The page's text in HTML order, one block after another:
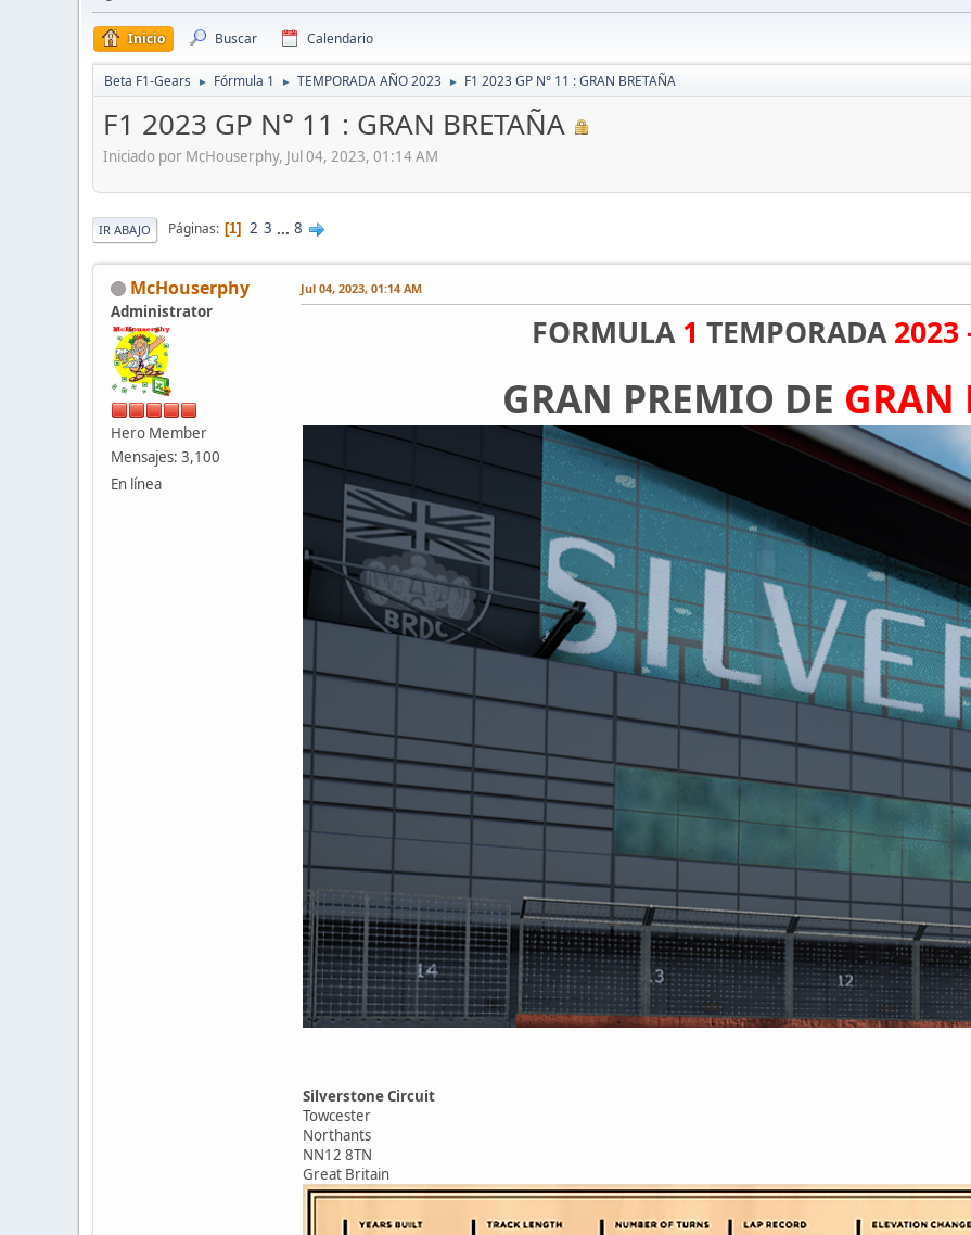
Inicio Buscar Calendario
Beta F1-Gears ► Fórmula 1 ► TEMPORADA AÑO 2023 ► F1 2023 GP N° 11 : GRAN BRETAÑA
F1 2023 GP N° 11 : GRAN BRETAÑA
Iniciado por McHouserphy, Jul 04, 2023, 01:14 AM
IR ABAJO Páginas 1 2 3 ... 8
McHouserphy
Administrator
Hero Member
Mensajes: 3,100
En línea
Jul 04, 2023, 01:14 AM
FORMULA1 TEMPORADA2023
GRAN PREMIO DE GRAN
Silverstone Circuit
Towcester
Northants
NN12 8TN
Great Britain